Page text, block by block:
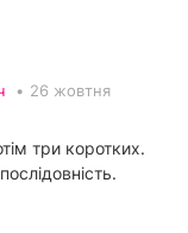
• 26 жовтня
три коротких.